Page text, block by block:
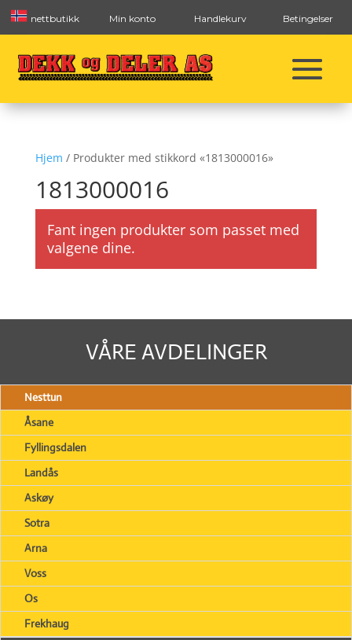
nettbutikk Min konto Handlekurv Betingelser
Hjem / Produkter med stikkord «1813000016»
1813000016
Fant ingen produkter som passet med
valgene dine.
VÅRE AVDELINGER
Nesttun
Åsane
Fyllingsdalen
Landås
Askøy
Sotra
Arna
Voss
Os
Frekhaug